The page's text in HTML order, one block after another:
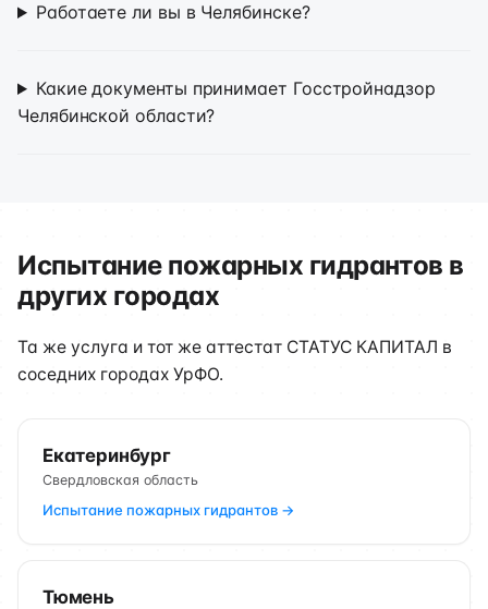
Работаете ли вы в Челябинске?
Какие документы принимает Госстройнадзор
Челябинской области?
Испытание пожарных гидрантов в
других городах
Та же услуга и тот же аттестат СТАТУС КАПИТАЛ в
соседних городах УрФО.
Екатеринбург
Свердловская область
Испытание пожарных гидрантов →
Тюмень